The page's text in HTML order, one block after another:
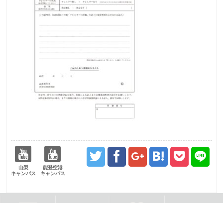
山梨
キャンパス
能登空港
キャンパス